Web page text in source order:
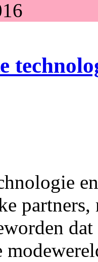
partners,